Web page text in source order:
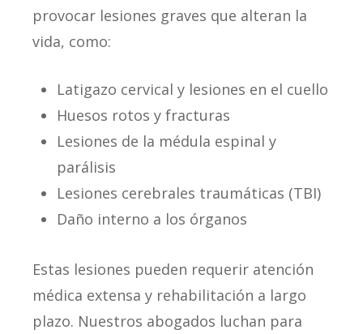
provocar lesiones graves que alteran la
vida, como:
Latigazo cervical y lesiones en el cuello
Huesos rotos y fracturas
Lesiones de la médula espinal y
parálisis
Lesiones cerebrales traumáticas (TBI)
Daño interno a los órganos
Estas lesiones pueden requerir atención
médica extensa y rehabilitación a largo
plazo. Nuestros abogados luchan para